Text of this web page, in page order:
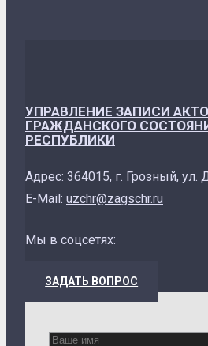
УПРАВЛЕНИЕ ЗАПИСИ
ГРАЖДАНСКОГО
РЕСПУБЛИКИ
Адрес: 364015, г. Грозный, ул.
E-Mail: uzchr@zagschr.ru
Мы в соцсетях:
ЗАДАТЬ ВОПРОС